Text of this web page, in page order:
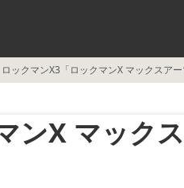
ロックマンX3「ロックマンX マックスア
ンX マック